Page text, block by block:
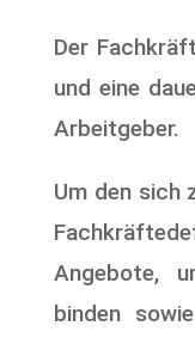
Der
und eine
Arbeitgeber.
Um den sich
Angebote,
binden